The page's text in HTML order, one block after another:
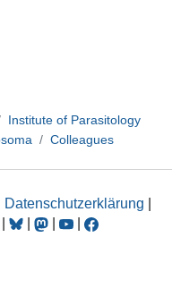
Institute of Parasitology
Colleagues
Datenschutzerklärung